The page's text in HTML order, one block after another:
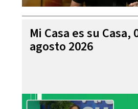
Mi Casa es su Casa,
agosto 2026